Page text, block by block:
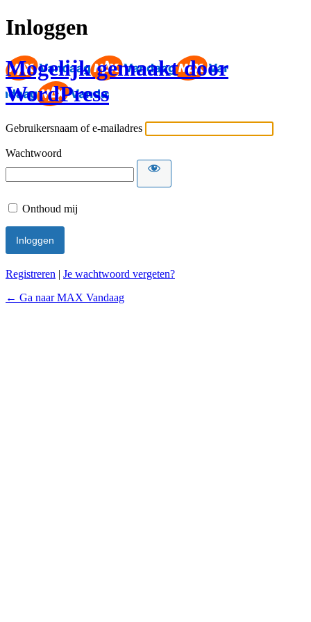
Inloggen
Mogelijk gemaakt door
WordPress
Gebruikersnaam of e-mailadres
Wachtwoord
Onthoud mij
Registreren | Je wachtwoord vergeten?
← Ga naar MAX Vandaag